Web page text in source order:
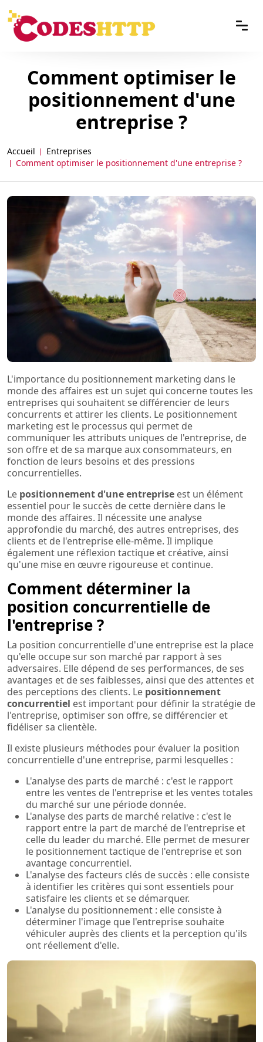
Comment optimiser le
positionnement d'une
entreprise ?
Accueil
Entreprises
Comment optimiser le positionnement d'une entreprise ?
L'importance du positionnement marketing dans le
monde des affaires est un sujet qui concerne toutes les
entreprises qui souhaitent se différencier de leurs
concurrents et attirer les clients. Le positionnement
marketing est le processus qui permet de
communiquer les attributs uniques de l'entreprise, de
son offre et de sa marque aux consommateurs, en
fonction de leurs besoins et des pressions
concurrentielles.
Le positionnement d'une entreprise est un élément
essentiel pour le succès de cette dernière dans le
monde des affaires. Il nécessite une analyse
approfondie du marché, des autres entreprises, des
clients et de l'entreprise elle-même. Il implique
également une réflexion tactique et créative, ainsi
qu'une mise en œuvre rigoureuse et continue.
Comment déterminer la
position concurrentielle de
l'entreprise ?
La position concurrentielle d'une entreprise est la place
qu'elle occupe sur son marché par rapport à ses
adversaires. Elle dépend de ses performances, de ses
avantages et de ses faiblesses, ainsi que des attentes et
des perceptions des clients. Le positionnement
concurrentiel est important pour définir la stratégie de
l'entreprise, optimiser son offre, se différencier et
fidéliser sa clientèle.
Il existe plusieurs méthodes pour évaluer la position
concurrentielle d'une entreprise, parmi lesquelles :
L'analyse des parts de marché : c'est le rapport
entre les ventes de l'entreprise et les ventes totales
du marché sur une période donnée.
L'analyse des parts de marché relative : c'est le
rapport entre la part de marché de l'entreprise et
celle du leader du marché. Elle permet de mesurer
le positionnement tactique de l'entreprise et son
avantage concurrentiel.
L'analyse des facteurs clés de succès : elle consiste
à identifier les critères qui sont essentiels pour
satisfaire les clients et se démarquer.
L'analyse du positionnement : elle consiste à
déterminer l'image que l'entreprise souhaite
véhiculer auprès des clients et la perception qu'ils
ont réellement d'elle.